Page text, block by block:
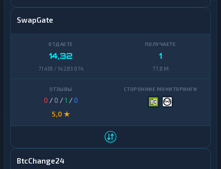
SwapGate
14,32
71 418 / 14 283 674
1
77,8 M
0 / 0 /1 /0
5,0 ★
BtcChange24